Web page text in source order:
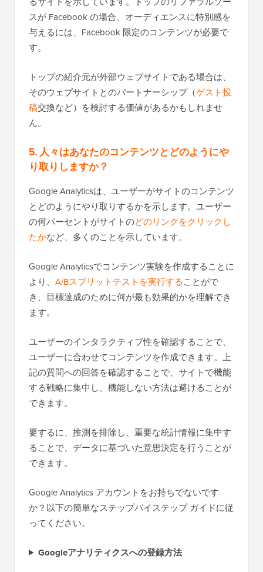
スが Facebook の場合、オーディエンスに特別感を
与えるには、Facebook 限定のコンテンツが必要で
す。
トップの紹介元が外部ウェブサイトである場合は、
そのウェブサイトとのパートナーシップ（ゲスト投
稿交換など）を検討する価値があるかもしれませ
ん。
5. 人々はあなたのコンテンツとどのようにや
り取りしますか？
Google Analyticsは、ユーザーがサイトのコンテンツ
とどのようにやり取りするかを示します。ユーザー
の何パーセントがサイトのどのリンクをクリックし
たかなど、多くのことを示しています。
Google Analyticsでコンテンツ実験を作成することに
より、 A/Bスプリットテストを実行することがで
き、目標達成のために何が最も効果的かを理解でき
ます。
ユーザーのインタラクティブ性を確認することで、
ユーザーに合わせてコンテンツを作成できます。上
記の質問への回答を確認することで、サイトで機能
する戦略に集中し、機能しない方法は避けることが
できます。
要するに、推測を排除し、重要な統計情報に集中す
ることで、データに基づいた意思決定を行うことが
できます。
Google Analytics アカウントをお持ちでないです
か？以下の簡単なステップバイステップ ガイドに従
ってください。
Googleアナリティクスへの登録方法